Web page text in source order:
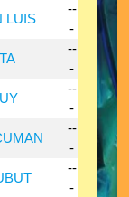
LUIS
--
-
--
-
--
-
--
-
--
-